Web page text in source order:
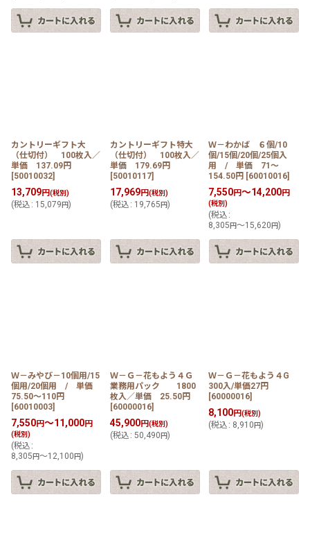
カントリーギフト大
（仕切付） 100枚入／
単価 137.09円
[50010032]
13,709円(税別)
(税込 : 15,079 円)
カントリーギフト特大
（仕切付） 100枚入／
単価 179.69円
[50010117]
17,969円(税別)
(税込 : 19,765 円)
Ｗ－わかば ６個/10
個/15個/20個/25個入
用 / 単価 71〜
154.50円 [60010016]
7,550円～14,200円
(税別)
(税込 :
8,305円～15,620円)
Ｗ－みやび－10個用/15
個用/20個用 / 単価
75.50〜110円
[60010003]
7,550円～11,000円
(税別)
(税込 :
8,305 円～12,100 円)
Ｗ－Ｇ－花もよう４Ｇ
業務用パック 1800
枚入／単価 25.50円
[60000016]
45,900円(税別)
(税込 : 50,490 円)
Ｗ－Ｇ－花もよう４G
300入/単価27円
[60000016]
8,100円(税別)
(税込 : 8,910円)